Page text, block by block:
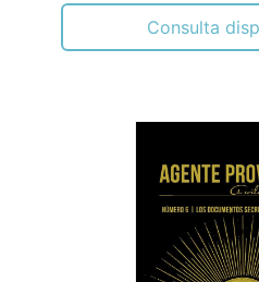
Consulta